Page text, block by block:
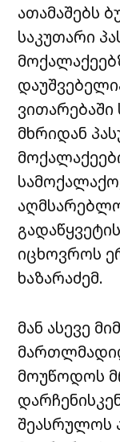
ათამაშებს
საკუთარი
ვითარებაში
მხრიდან
იცხოვროს
ხაზარაძემ.
მან ასევე
მოუწოდოს
შეასრულოს